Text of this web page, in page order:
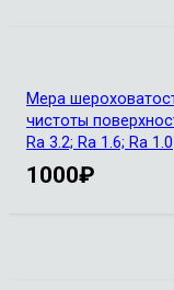
Мера
чистоты
Ra 3.2; Ra 1.6; Ra 1.0
1000₽